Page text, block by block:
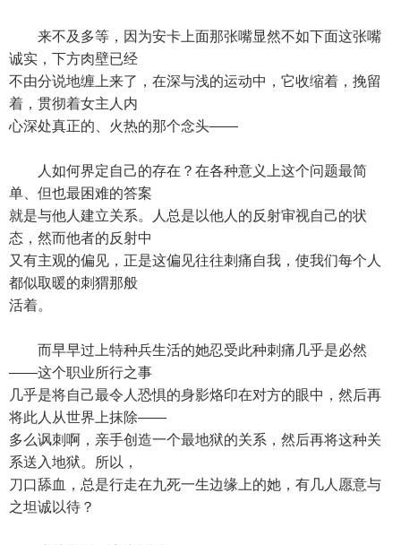
来不及多等，因为安卡上面那张嘴显然不如下面这张嘴
诚实，下方肉壁已经
不由分说地缠上来了，在深与浅的运动中，它收缩着，挽留
着，贯彻着女主人内
心深处真正的、火热的那个念头——
人如何界定自己的存在？在各种意义上这个问题最简
单、但也最困难的答案
就是与他人建立关系。人总是以他人的反射审视自己的状
态，然而他者的反射中
又有主观的偏见，正是这偏见往往刺痛自我，使我们每个人
都似取暖的刺猬那般
活着。
而早早过上特种兵生活的她忍受此种刺痛几乎是必然
——这个职业所行之事
几乎是将自己最令人恐惧的身影烙印在对方的眼中，然后再
将此人从世界上抹除——
多么讽刺啊，亲手创造一个最地狱的关系，然后再将这种关
系送入地狱。所以，
刀口舔血，总是行走在九死一生边缘上的她，有几人愿意与
之坦诚以待？